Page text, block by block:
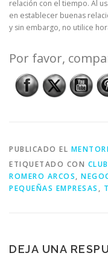
relación con el tiempo. Al
en establecer buenas
y sin embargo, no utilice
Por favor,
PUBLICADO EL
ETIQUETADO CON
ROMERO ARCOS,
PEQUEÑAS EMPRESAS ,
DEJA UNA